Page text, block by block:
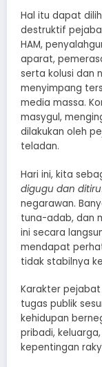
​Hal itu dapat
destruktif
HAM,
aparat,
serta kolusi dan
menyimpang
media massa.
masygul,
dilakukan oleh
teladan.
​Hari ini, kita
digugu dan ditiru
negarawan.
tuna-adab, dan
ini secara
mendapat
tidak stabilnya
​Karakter
tugas publik
kehidupan
pribadi,
kepentingan